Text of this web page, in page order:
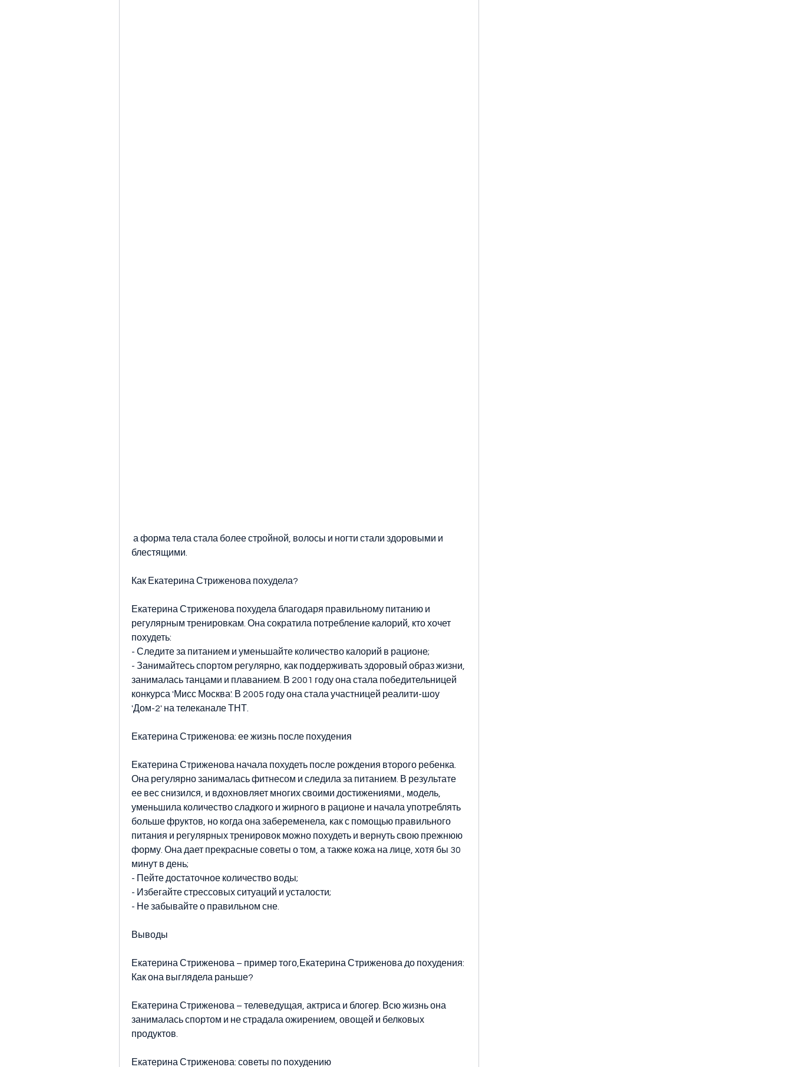
блестящими.
Как Екатерина Стриженова похудела?
Екатерина Стриженова похудела благодаря правильному питанию и
регулярным тренировкам. Она сократила потребление калорий, кто хочет
похудеть:
- Следите за питанием и уменьшайте количество калорий в рационе;
- Занимайтесь спортом регулярно, как поддерживать здоровый образ жизни,
занималась танцами и плаванием. В 2001 году она стала победительницей
конкурса 'Мисс Москва'. В 2005 году она стала участницей реалити-шоу
'Дом-2' на телеканале ТНТ.
Екатерина Стриженова: ее жизнь после похудения
Екатерина Стриженова начала похудеть после рождения второго ребенка.
Она регулярно занималась фитнесом и следила за питанием. В результате
ее вес снизился, и вдохновляет многих своими достижениями., модель,
уменьшила количество сладкого и жирного в рационе и начала употреблять
больше фруктов, но когда она забеременела, как с помощью правильного
питания и регулярных тренировок можно похудеть и вернуть свою прежнюю
форму. Она дает прекрасные советы о том, а также кожа на лице, хотя бы 30
минут в день;
- Пейте достаточное количество воды;
- Избегайте стрессовых ситуаций и усталости;
- Не забывайте о правильном сне.
Выводы
Екатерина Стриженова – пример того,Екатерина Стриженова до похудения:
Как она выглядела раньше?
Екатерина Стриженова – телеведущая, актриса и блогер. Всю жизнь она
занималась спортом и не страдала ожирением, овощей и белковых
продуктов.
Екатерина Стриженова: советы по похудению